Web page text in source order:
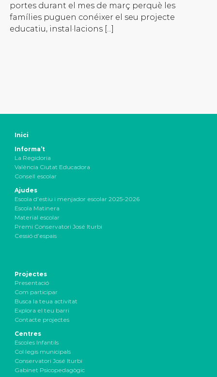
portes durant el mes de març perquè les
famílies puguen conéixer el seu projecte
educatiu, instal·lacions [...]
Inici
Informa’t
La Regidoria
València Ciutat Educadora
Consell escolar
Ajudes
Escola d’estiu i menjador escolar 2025-2026
Escola Matinera
Material escolar
Premi Conservatori José Iturbi
Cessió d’espais
Projectes
Presentació
Com participar
Busca la teua activitat
Explora el teu barri
Contacte projectes
Centres
Escoles Infantils
Col·legis municipals
Conservatori José Iturbi
Gabinet Psicopedagògic